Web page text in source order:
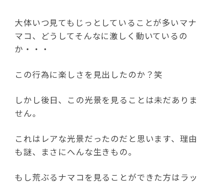
大体いつ見てもじっとしていることが多いマナ
マコ、どうしてそんなに激しく動いているの
か・・・
この行為に楽しさを見出したのか？笑
しかし後日、この光景を見ることは未だありま
せん。
これはレアな光景だったのだと思います、理由
も謎、まさにへんな生きもの。
もし荒ぶるナマコを見ることができた方はラッ